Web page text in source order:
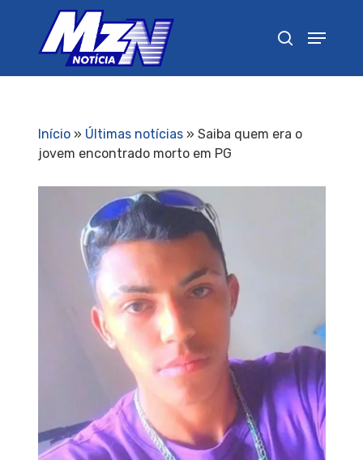
Início» Últimas notícias» Saiba quem era o
jovem encontrado morto em PG